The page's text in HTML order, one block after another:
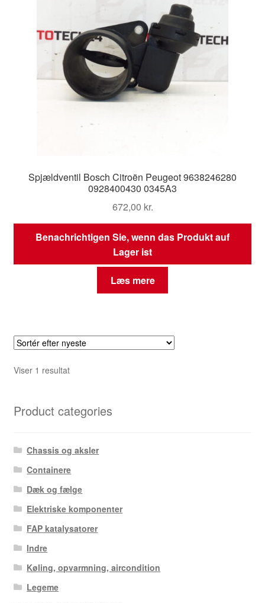
Spjældventil Bosch Citroën Peugeot 9638246280
0928400430 0345A3
672,00 kr.
Benachrichtigen Sie, wenn das Produkt auf
Lager ist
Læs mere
Viser 1 resultat
Product categories
Chassis og aksler
Containere
Dæk og fælge
Elektriske komponenter
FAP katalysatorer
Indre
Køling, opvarmning, aircondition
Legeme